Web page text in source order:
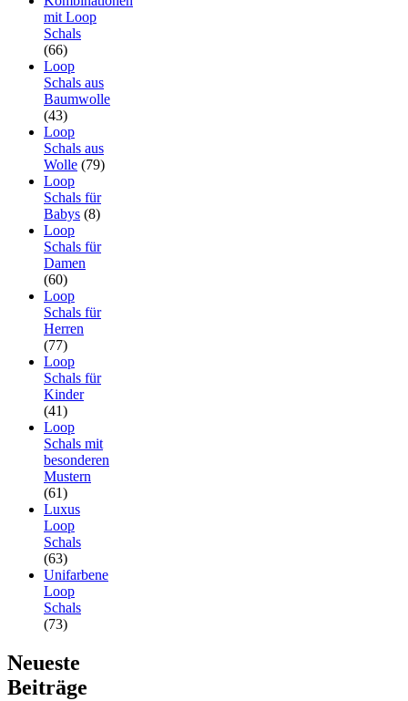
mit Loop
Schals
(66)
Loop
Schals aus
Baumwolle
(43)
Loop
Schals aus
Wolle (79)
Loop
Schals für
Babys (8)
Loop
Schals für
Damen
(60)
Loop
Schals für
Herren
(77)
Loop
Schals für
Kinder
(41)
Loop
Schals mit
besonderen
Mustern
(61)
Luxus
Loop
Schals
(63)
Unifarbene
Loop
Schals
(73)
Neueste
Beiträge